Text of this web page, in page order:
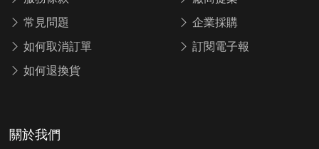
常見問題
如何取消訂單
如何退換貨
企業採購
訂閱電子報
關於我們